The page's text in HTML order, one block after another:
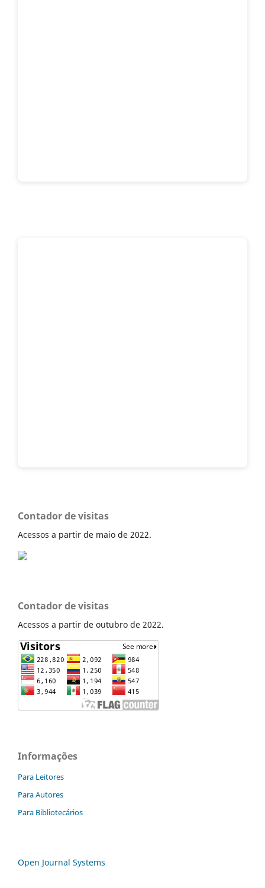
Contador de visitas
Acessos a partir de maio de 2022.
Contador de visitas
Acessos a partir de outubro de 2022.
Informações
Para Leitores
Para Autores
Para Bibliotecários
Open Journal Systems